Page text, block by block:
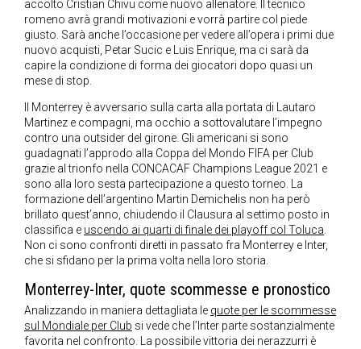
accolto Cristian Chivu come nuovo allenatore. Il tecnico
romeno avrà grandi motivazioni e vorrà partire col piede
giusto. Sarà anche l’occasione per vedere all’opera i primi due
nuovo acquisti, Petar Sucic e Luis Enrique, ma ci sarà da
capire la condizione di forma dei giocatori dopo quasi un
mese di stop.
Il Monterrey è avversario sulla carta alla portata di Lautaro
Martinez e compagni, ma occhio a sottovalutare l’impegno
contro una outsider del girone. Gli americani si sono
guadagnati l’approdo alla Coppa del Mondo FIFA per Club
grazie al trionfo nella CONCACAF Champions League 2021 e
sono alla loro sesta partecipazione a questo torneo. La
formazione dell’argentino Martin Demichelis non ha però
brillato quest’anno, chiudendo il Clausura al settimo posto in
classifica e uscendo ai quarti di finale dei playoff col Toluca.
Non ci sono confronti diretti in passato fra Monterrey e Inter,
che si sfidano per la prima volta nella loro storia.
Monterrey-Inter, quote scommesse e pronostico
Analizzando in maniera dettagliata le quote per le scommesse
sul Mondiale per Club si vede che l’Inter parte sostanzialmente
favorita nel confronto. La possibile vittoria dei nerazzurri è